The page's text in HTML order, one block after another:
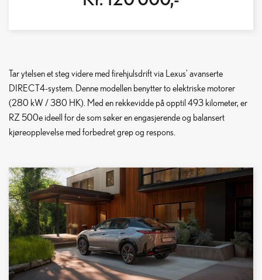
Tar ytelsen et steg videre med firehjulsdrift via Lexus' avanserte
DIRECT4-system. Denne modellen benytter to elektriske motorer
(280 kW / 380 HK). Med en rekkevidde på opptil 493 kilometer, er
RZ 500e ideell for de som søker en engasjerende og balansert
kjøreopplevelse med forbedret grep og respons.